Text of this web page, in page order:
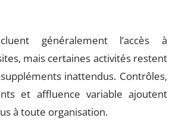
généralement l’accès à
mais certaines activités restent
inattendus. Contrôles,
et affluence variable ajoutent
à toute organisation.